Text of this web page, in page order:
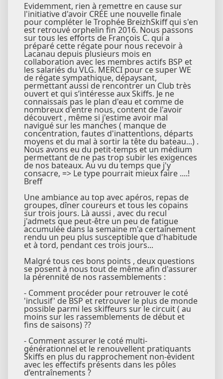
Evidemment, rien à remettre en cause sur
l'initiative d'avoir CRÉE une nouvelle finale
pour compléter le Trophée BreizhSkiff qui s'en
est retrouvé orphelin fin 2016. Nous passons
sur tous les efforts de François C. qui a
préparé cette régate pour nous recevoir à
Lacanau depuis plusieurs mois en
collaboration avec les membres actifs BSP et
les salariés du VLG. MERCI pour ce super WE
de régate sympathique, dépaysant,
permettant aussi de rencontrer un Club très
ouvert et qui s’intéresse aux Skiffs. Je ne
connaissais pas le plan d'eau et comme de
nombreux d'entre nous, content de l'avoir
découvert , même si j'estime avoir mal
navigué sur les manches ( manque de
concentration, fautes d'inattentions, départs
moyens et du mal à sortir la tête du bateau...) .
Nous avons eu du petit-temps et un médium
permettant de ne pas trop subir les exigences
de nos bateaux. Au vu du temps que j'y
consacre, => Le type pourrait mieux faire ....!
Breff
Une ambiance au top avec apéros, repas de
groupes, dîner coureurs et tous les copains
sur trois jours. Là aussi , avec du recul
j'admets que peut-être un peu de fatigue
accumulée dans la semaine m'a certainement
rendu un peu plus susceptible que d'habitude
et à tord, pendant ces trois jours...
Malgré tous ces bons points , deux questions
se posent à nous tout de même afin d'assurer
la pérennité de nos rassemblements :
- Comment procéder pour retrouver le coté
'inclusif' de BSP et retrouver le plus de monde
possible parmi les skiffeurs sur le circuit ( au
moins sur les rassemblements de début et
fins de saisons) ??
- Comment assurer le coté multi-
générationnel et le renouvellent pratiquants
Skiffs en plus du rapprochement non-évident
avec les effectifs présents dans les pôles
d’entraînements ?